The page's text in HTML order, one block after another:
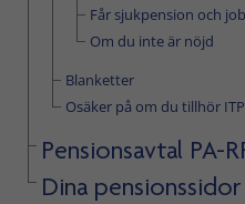
Får sjukpension och
Om du inte är nöjd
Blanketter
Osäker på om du tillhör
Pensionsavtal PA-
Dina pensionssidor